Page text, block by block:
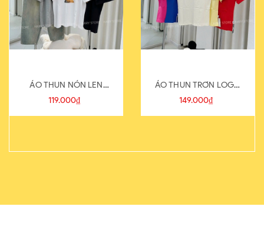
ÁO THUN NÓN LEN
821-1
119.000₫
ÁO THUN TRƠN LOGO
SAU
149.000₫